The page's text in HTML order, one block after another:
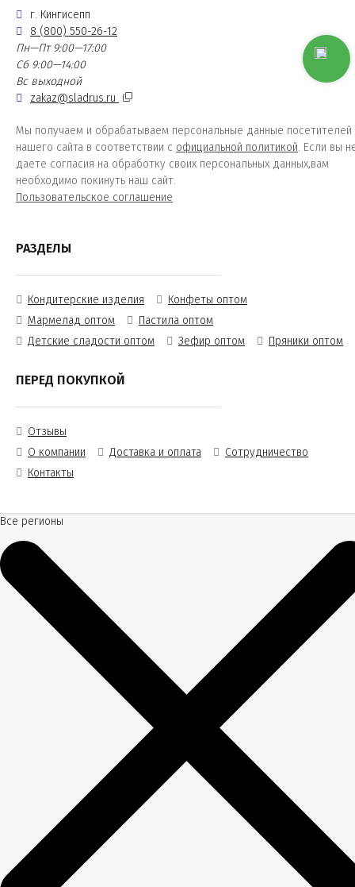
г. Кингисепп
8 (800) 550-26-12
Пн—Пт 9:00—17:00
Сб 9:00—14:00
Вс выходной
zakaz@sladrus.ru
Мы получаем и обрабатываем персональные данные посетителей
нашего сайта в соответствии с официальной политикой. Если вы
даете согласия на обработку своих персональных данных,вам
необходимо покинуть наш сайт.
Пользовательское соглашение
РАЗДЕЛЫ
Кондитерские изделия
Конфеты оптом
Мармелад оптом
Пастила оптом
Детские сладости оптом
Зефир оптом Пряники оптом
ПЕРЕД ПОКУПКОЙ
Отзывы
О компании
Доставка и оплата
Сотрудничество
Контакты
Все регионы